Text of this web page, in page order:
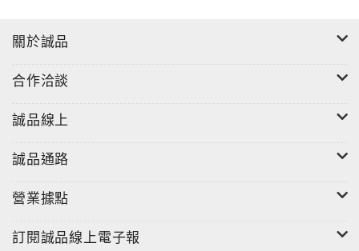
關於誠品
合作洽談
誠品線上
誠品通路
營業據點
訂閱誠品線上電子報